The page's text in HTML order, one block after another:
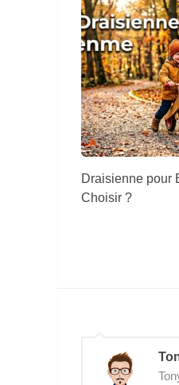
Draisienne pour
Choisir ?